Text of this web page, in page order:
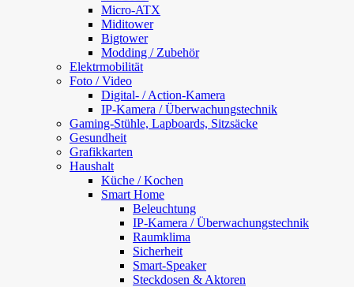
Micro-ATX
Miditower
Bigtower
Modding / Zubehör
Elektrmobilität
Foto / Video
Digital- / Action-Kamera
IP-Kamera / Überwachungstechnik
Gaming-Stühle, Lapboards, Sitzsäcke
Gesundheit
Grafikkarten
Haushalt
Küche / Kochen
Smart Home
Beleuchtung
IP-Kamera / Überwachungstechnik
Raumklima
Sicherheit
Smart-Speaker
Steckdosen & Aktoren